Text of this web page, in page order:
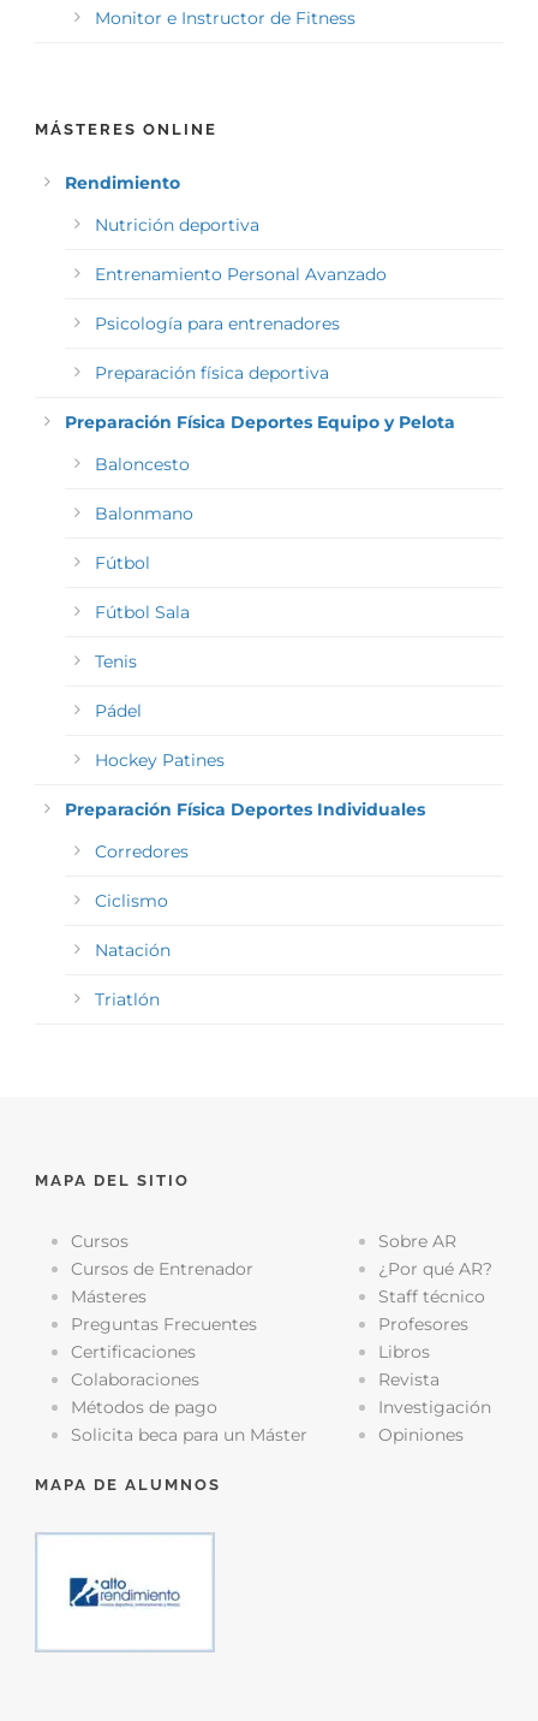
Monitor e Instructor de Fitness
MÁSTERES ONLINE
Rendimiento
Nutrición deportiva
Entrenamiento Personal Avanzado
Psicología para entrenadores
Preparación física deportiva
Preparación Física Deportes Equipo y Pelota
Baloncesto
Balonmano
Fútbol
Fútbol Sala
Tenis
Pádel
Hockey Patines
Preparación Física Deportes Individuales
Corredores
Ciclismo
Natación
Triatlón
MAPA DEL SITIO
Cursos
Cursos de Entrenador
Másteres
Preguntas Frecuentes
Certificaciones
Colaboraciones
Métodos de pago
Solicita beca para un Máster
Sobre AR
¿Por qué AR?
Staff técnico
Profesores
Libros
Revista
Investigación
Opiniones
MAPA DE ALUMNOS